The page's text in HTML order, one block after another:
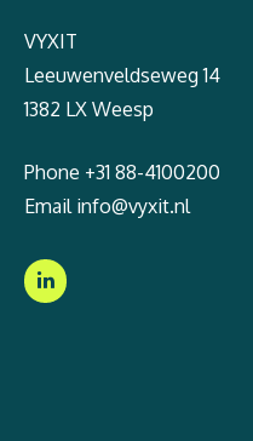
VYXIT
Leeuwenveldseweg 14
1382 LX Weesp
Phone +31 88-4100200
Email info@vyxit.nl